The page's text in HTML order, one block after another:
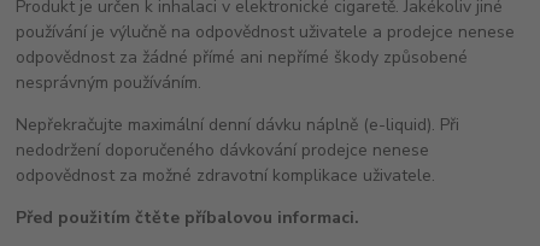
Produkt je určen k inhalaci v elektronické cigaretě. Jakékoliv jiné
používání je výlučně na odpovědnost uživatele a prodejce nenese
odpovědnost za žádné přímé ani nepřímé škody způsobené
nesprávným používáním.
Nepřekračujte maximální denní dávku náplně (e-liquid). Při
nedodržení doporučeného dávkování prodejce nenese
odpovědnost za možné zdravotní komplikace uživatele.
Před použitím čtěte příbalovou informaci.